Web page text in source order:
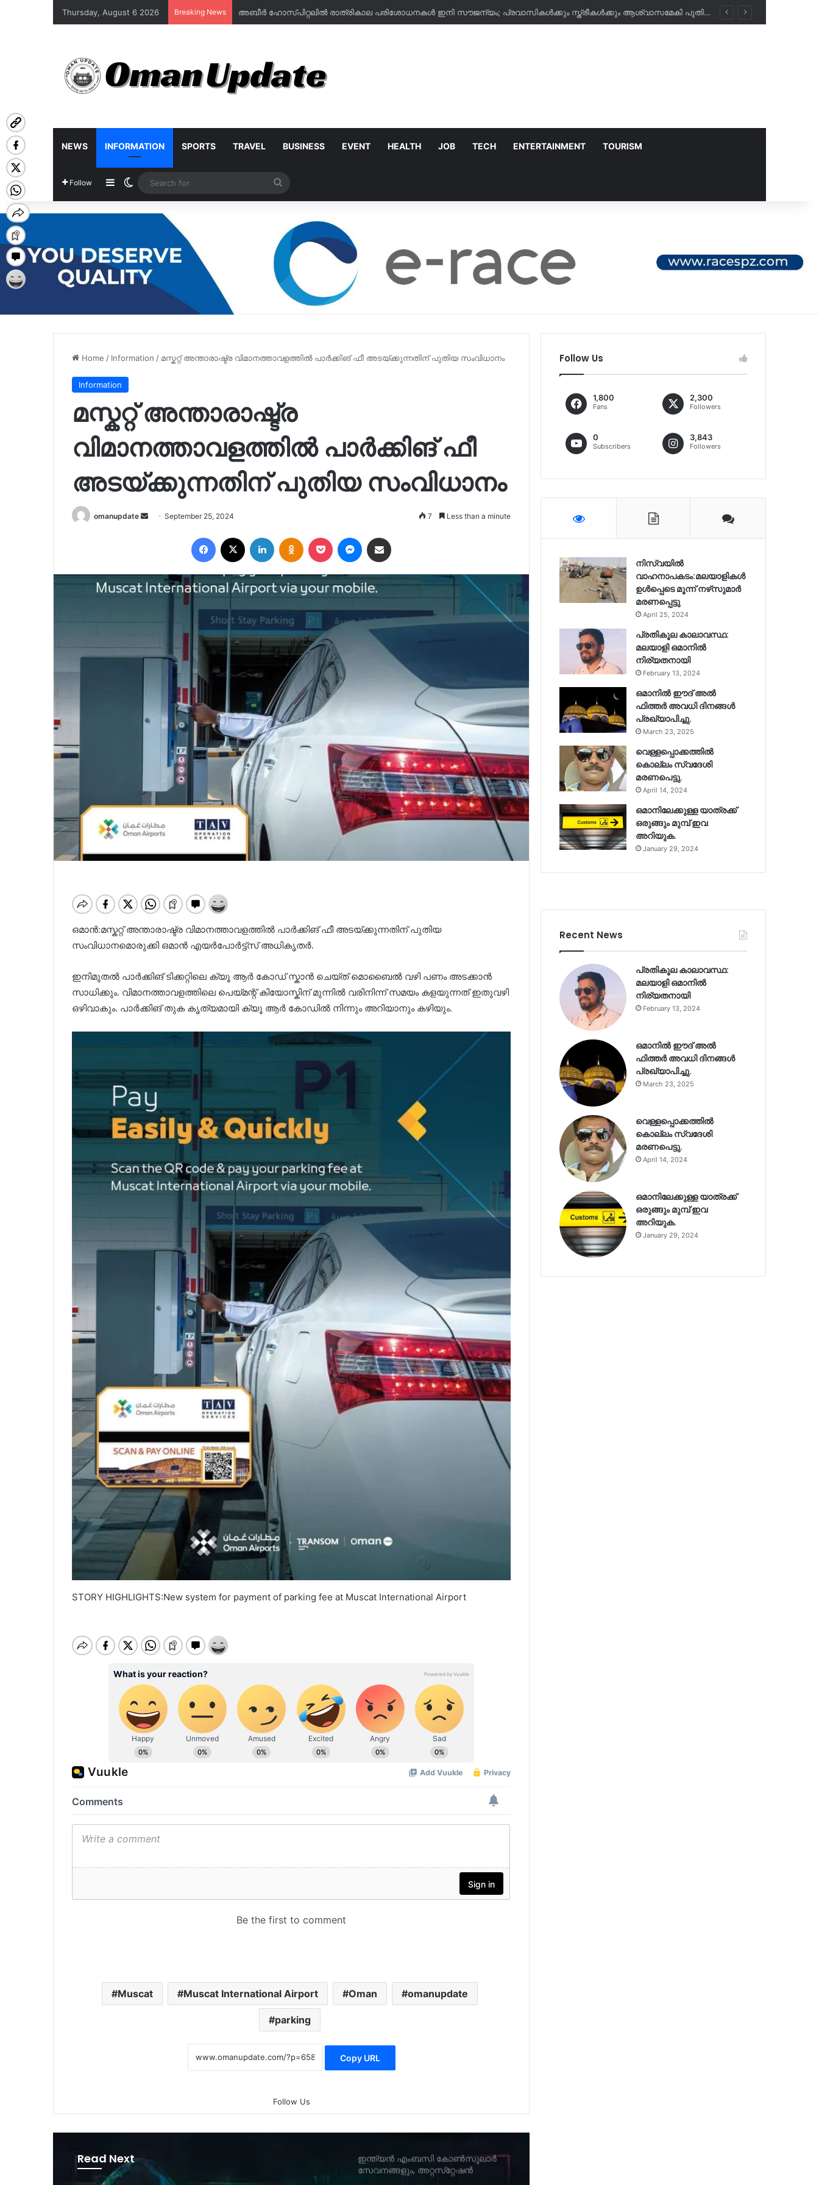
Thursday, August 6 2026 Breaking News അബീർ ഹോസ്പിറ്റലിൽ രാത്രികാല പരിശോധനകൾ ഇനി സൗജന്യം; പ്രവാസികൾക്കും സ്ത്രീകൾക്കും ആശ്വാസമേകി പുതിയ പദ്ധതി!
NEWS INFORMATION SPORTS TRAVEL BUSINESS EVENT HEALTH JOB TECH ENTERTAINMENT TOURISM
Follow SidebarSwitch skin
for
Home / Information / മസ്കറ്റ് അന്താരാഷ്ട്ര വിമാനത്താവളത്തില്‍ പാര്‍ക്കിങ് ഫീ അടയ്ക്കുന്നതിന് പുതിയ സംവിധാനം
Information
മസ്കറ്റ് അന്താരാഷ്ട്ര
വിമാനത്താവളത്തില്‍ പാര്‍ക്കിങ് ഫീ
അടയ്ക്കുന്നതിന് പുതിയ സംവിധാനം
omanupdate
Send September 25, 2024 7 Less than a minute
Facebook LinkedIn Odnoklassniki
Pocket Messenger
ഒമാൻ:മസ്കറ്റ് അന്താരാഷ്ട്ര വിമാനത്താവളത്തില്‍ പാർക്കിങ് ഫീ അടയ്ക്കുന്നതിന് പുതിയ
സംവിധാനമൊരുക്കി ഒമാൻ എയർപോർട്ട്സ് അധികൃതർ.
ഇനിമുതല്‍ പാർക്കിങ് ടിക്കറ്റിലെ ക്യൂ ആർ കോഡ് സ്കാൻ ചെയ്ത് മൊബൈല്‍ വഴി പണം അടക്കാൻ
സാധിക്കും. വിമാനത്താവളത്തിലെ പെയ്മന്റ് കിയോസ്കിന് മുന്നില്‍ വരിനിന്ന് സമയം കളയുന്നത് ഇതുവഴി
ഒഴിവാകും. പാർക്കിങ് തുക കൃത്യമായി ക്യൂ ആർ കോഡില്‍ നിന്നും അറിയാനും കഴിയും.
STORY HIGHLIGHTS:New system for payment of parking fee at Muscat International Airport
Muscat Muscat International Airport Oman omanupdate
parking
Copy URL
Follow Us
Read Next
എംബസി ഓപണ്‍ ഹൗസ് ഒക്ടോബര്‍
മസ്‌കത്ത് ഇന്ത്യന്‍ എംബസിയുടെ
പേരിലുള്ള വ്യാജ ഫോണ്‍
റിയല്‍ ടൈം പാസഞ്ചര്‍
ഇൻഫര്‍മേഷൻ സ്‌ക്രീൻ
സ്ഥാപിക്കാനൊരുങ്ങി മുവാസലാത്ത്
ടെലികമ്യൂണിക്കേഷൻ റെഗുലേറ്ററി
ഇന്ത്യൻ എംബസി കോൺസുലാർ
സേവനങ്ങളും, അറ്റസ്‌റ്റേഷൻ
Follow Us
1,800
Fans
2,300
Followers
0
Subscribers
3,843
Followers
നിസ്‌വയിൽ
വാഹനാപകടം:മലയാളികള്‍
ഉള്‍പ്പെടെ മൂന്ന് നഴ്‌സുമാര്‍
മരണപ്പെട്ടു
April 25, 2024
പ്രതികൂല കാലാവസ്ഥ:
മലയാളി ഒമാനിൽ
നിര്യതനായി
February 13, 2024
ഒമാനിൽ ഈദ് അൽ
ഫിത്തർ അവധി ദിനങ്ങൾ
പ്രഖ്യാപിച്ചു.
March 23, 2025
വെള്ളപ്പൊക്കത്തിൽ
കൊല്ലം സ്വദേശി
മരണപെട്ടു.
April 14, 2024
ഒമാനിലേക്കുള്ള യാത്രക്ക്
ഒരുങ്ങും മുമ്പ് ഇവ
അറിയുക.
January 29, 2024
Recent News
പ്രതികൂല കാലാവസ്ഥ:
മലയാളി ഒമാനിൽ
നിര്യതനായി
February 13, 2024
ഒമാനിൽ ഈദ് അൽ
ഫിത്തർ അവധി ദിനങ്ങൾ
പ്രഖ്യാപിച്ചു.
March 23, 2025
വെള്ളപ്പൊക്കത്തിൽ
കൊല്ലം സ്വദേശി
മരണപെട്ടു.
April 14, 2024
ഒമാനിലേക്കുള്ള യാത്രക്ക്
ഒരുങ്ങും മുമ്പ് ഇവ
അറിയുക.
January 29, 2024